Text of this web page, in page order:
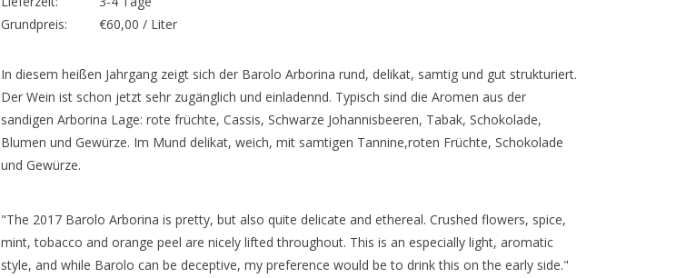
Grundpreis:
€60,00 / Liter
In diesem heißen Jahrgang zeigt sich der Barolo Arborina rund, delikat, samtig und gut strukturiert.
Der Wein ist schon jetzt sehr zugänglich und einladennd. Typisch sind die Aromen aus der
sandigen Arborina Lage: rote früchte, Cassis, Schwarze Johannisbeeren, Tabak, Schokolade,
Blumen und Gewürze. Im Mund delikat, weich, mit samtigen Tannine,roten Früchte, Schokolade
und Gewürze.
"The 2017 Barolo Arborina is pretty, but also quite delicate and ethereal. Crushed flowers, spice,
mint, tobacco and orange peel are nicely lifted throughout. This is an especially light, aromatic
style, and while Barolo can be deceptive, my preference would be to drink this on the early side."